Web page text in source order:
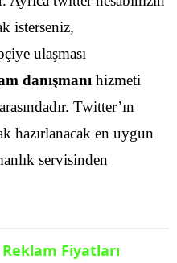
isterseniz,
ulaşması
danışmanı hizmeti
Twitter’ın
hazırlanacak en uygun
servisinden
Fiyatları